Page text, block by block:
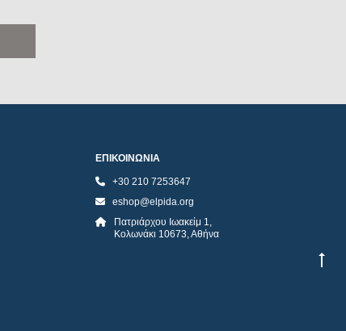
ΕΠΙΚΟΙΝΩΝΙΑ
+30 210 7253647
eshop@elpida.org
Πατριάρχου Ιωακείμ 1,
Κολωνάκι 10673, Αθήνα